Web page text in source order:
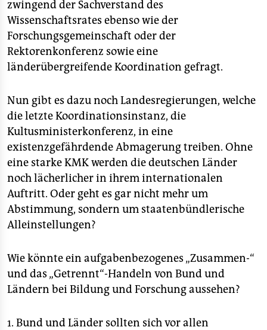
zwingend der Sachverstand des
Wissenschaftsrates ebenso wie der
Forschungsgemeinschaft oder der
Rektorenkonferenz sowie eine
länderübergreifende Koordination gefragt.
Nun gibt es dazu noch Landesregierungen, welche
die letzte Koordinationsinstanz, die
Kultusministerkonferenz, in eine
existenzgefährdende Abmagerung treiben. Ohne
eine starke KMK werden die deutschen Länder
noch lächerlicher in ihrem internationalen
Auftritt. Oder geht es gar nicht mehr um
Abstimmung, sondern um staatenbündlerische
Alleinstellungen?
Wie könnte ein aufgabenbezogenes „Zusammen-“
und das „Getrennt“-Handeln von Bund und
Ländern bei Bildung und Forschung aussehen?
1. Bund und Länder sollten sich vor allen